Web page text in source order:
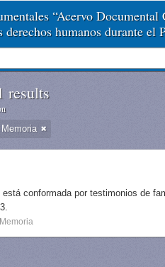
“Acervo Documental
humanos durante el
results
está conformada por testimonios de